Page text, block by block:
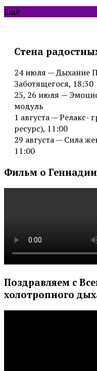
Ещё
Стена
24 июля — Дыхание
Заботящегося, 18:30
25, 26 июля —
модуль
1 августа — Релакс-
ресурс), 11:00
29 августа — Сила
11:00
Фильм о
Поздравляем с
холотропного